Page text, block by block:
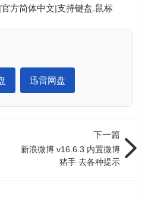
方简体中文|支持键盘.鼠标
迅雷网盘
下一篇
新浪微博 v16.6.3 内置微博
猪手 去各种提示